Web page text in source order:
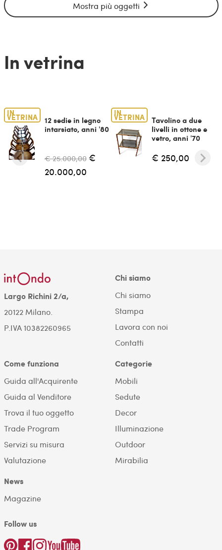
Mostra più oggetti
In vetrina
IN
VETRINA
12 sedie in legno
intarsiato, anni '80
€ 25.000,00 €
20.000,00
IN
VETRINA
Tavolino a due
livelli in ottone e
vetro, anni '70
€ 250,00
Largo Richini 2/a,
20122 Milano.
P.IVA 10382260965
Chi siamo
Chi siamo
Stampa
Lavora con noi
Contatti
Come funziona
Guida all'Acquirente
Guida al Venditore
Trova il tuo oggetto
Trade Program
Servizi su misura
Valutazione
Categorie
Mobili
Sedute
Decor
Illuminazione
Outdoor
Mirabilia
News
Magazine
Follow us